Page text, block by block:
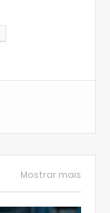
Mostrar mais